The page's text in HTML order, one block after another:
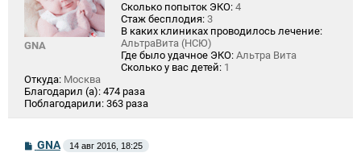
GNA
Сколько попыток ЭКО: 4
Стаж бесплодия: 3
В каких клиниках проводилось лечение:
АльтраВита (НСЮ)
Где было удачное ЭКО: Альтра Вита
Сколько у вас детей: 1
Откуда: Москва
Благодарил (а): 474 раза
Поблагодарили: 363 раза
С
о
GNA 14 авг 2016, 18:25